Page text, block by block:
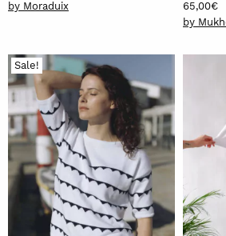
37,00€
by Moraduix 65,00€
by
Sale!